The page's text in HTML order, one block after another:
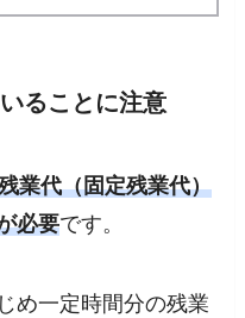
ることに注意
業代（固定残業代）
必要です。
め一定時間分の残業